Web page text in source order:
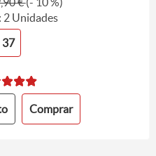
2 Unidades
37
Comprar